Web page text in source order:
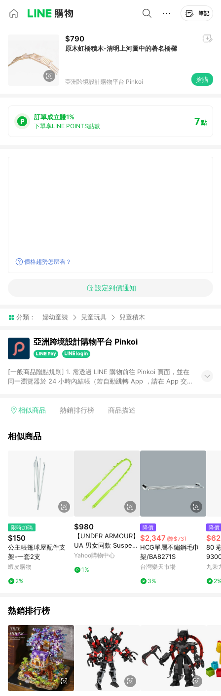
筆記
$790
原木虹橋積木-清明上河圖中的著名橋樑
亞洲跨境設計購物平台 Pinkoi 搶購
訂單成立賺1%
下單享LINE POINTS點數 7點
價格趨勢怎麼看？
設定到價通知
分類： 婦幼童裝 兒童玩具 兒童積木
亞洲跨境設計購物平台 Pinkoi
[一般商品贈點規則] 1. 需透過 LINE 購物前往 Pinkoi 頁面，並在
同一瀏覽器於 24 小時內結帳（若自動跳轉 App ，請在 App 交
回饋訂單不得享有 Pinkoi 站方優惠，例如首購優惠，P coins，
行為，不具贈點資格，部分退款不在此限。 6. APP 請更新至
貨後 45 天後發送。 8. 群眾募資商品，禮物卡，開館保證金，補
運費，攤位費等不具贈點資格。 9. LINE 購物站上之商品規格、
顏色、價位、贈品如與 Pinkoi 商品資訊頁及購物車不符，以
Pinkoi 購物商品資訊頁及購物車標示為準。 10. 點數紅包使用規
則請以點數紅包活動說明為準。 11. 若於 LINE 購物前往 Pinkoi
頁面後才首次下載 Pinkoi APP 並完成訂單，不符合導購資格；承
上，首次下載 Pinkoi APP 後，需透過 LINE 購物前往 Pinkoi 頁
相似商品 熱銷排行榜 商品描述
相似商品
限時加碼
$150
公主帳篷球屋配件支
架-一套2支
蝦皮購物
2%
$980
【UNDER ARMOUR】
UA 男女同款 Suspens
ion 掛繩_6014173-39
Yahoo購物中心
1%
降價
$2,347 (降$73)
HCG單層不鏽鋼毛巾
架/BA8271S
台灣樂天市場
3%
降價
$62
80
九乘
熱銷排行榜